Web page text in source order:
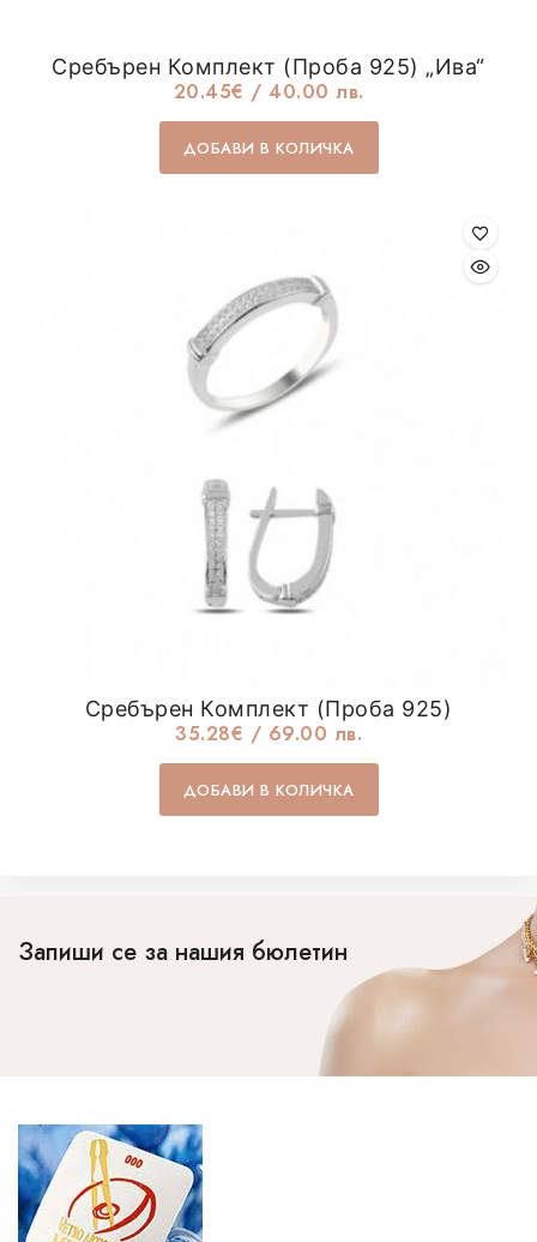
Сребърен Комплект (проба 925) „Ива“
20.45€ / 40.00 лв.
ДОБАВИ В КОЛИЧКА
Сребърен Комплект (проба 925)
35.28€ / 69.00 лв.
ДОБАВИ В КОЛИЧКА
Запиши се за нашия бюлетин